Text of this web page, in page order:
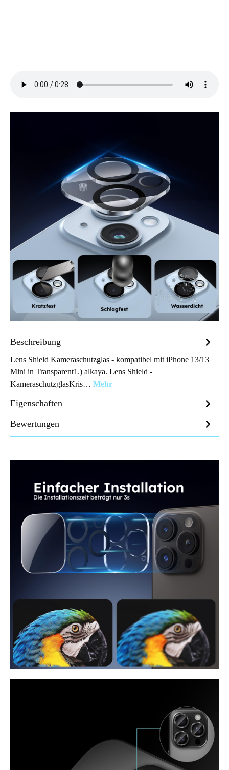
Beschreibung
Lens Shield Kameraschutzglas - kompatibel mit iPhone 13/13
Mini in Transparent1.) alkaya. Lens Shield -
KameraschutzglasKris… Mehr
Eigenschaften
Bewertungen